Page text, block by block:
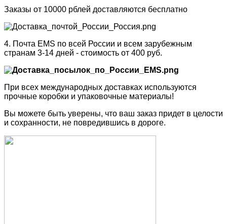
Заказы от 10000 рблей доставляются бесплатно
4. Почта EMS по всей России и всем зарубежным
странам 3-14 дней - стоимость от 400 руб.
При всех международных доставках используются
прочные коробки и упаковочные материалы!
Вы можете быть уверены, что ваш заказ придет в целости
и сохранности, не повредившись в дороге.